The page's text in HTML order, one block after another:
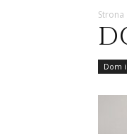
Strona
Dom